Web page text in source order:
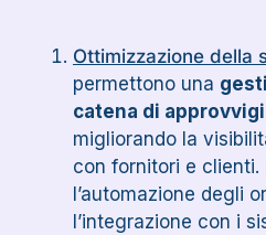
Ottimizzazione della
permettono una
catena di
migliorando la
con fornitori e clienti.
l’automazione degli
l’integrazione con i